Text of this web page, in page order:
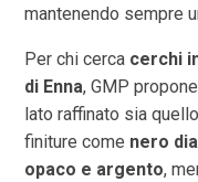
mantenendo sempre
Per chi cerca cerchi
di Enna, GMP
lato raffinato sia
finiture come nero
opaco e argento,